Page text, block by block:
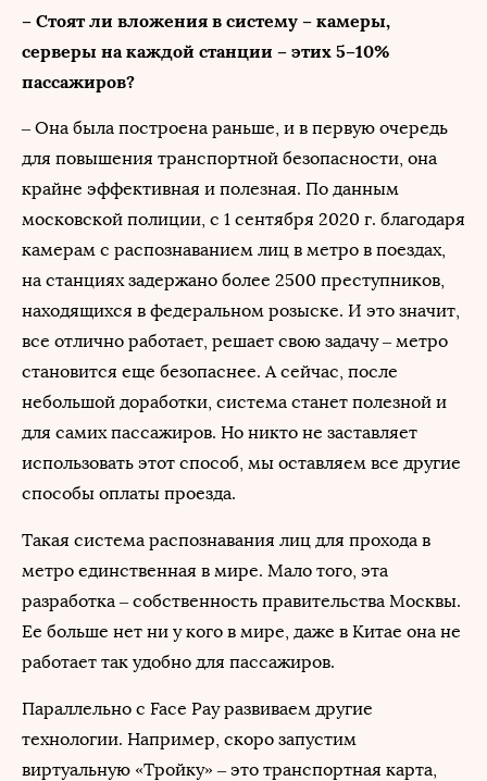
– Стоят ли вложения в систему – камеры,
серверы на каждой станции – этих 5–10%
пассажиров?
– Она была построена раньше, и в первую очередь
для повышения транспортной безопасности, она
крайне эффективная и полезная. По данным
московской полиции, с 1 сентября 2020 г. благодаря
камерам с распознаванием лиц в метро в поездах,
на станциях задержано более 2500 преступников,
находящихся в федеральном розыске. И это значит,
все отлично работает, решает свою задачу – метро
становится еще безопаснее. А сейчас, после
небольшой доработки, система станет полезной и
для самих пассажиров. Но никто не заставляет
использовать этот способ, мы оставляем все другие
способы оплаты проезда.
Такая система распознавания лиц для прохода в
метро единственная в мире. Мало того, эта
разработка – собственность правительства Москвы.
Ее больше нет ни у кого в мире, даже в Китае она не
работает так удобно для пассажиров.
Параллельно с Face Pay развиваем другие
технологии. Например, скоро запустим
виртуальную «Тройку» – это транспортная карта,